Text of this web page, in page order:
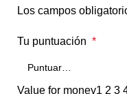
Los campos
Tu puntuación *
Value for money1 2 3